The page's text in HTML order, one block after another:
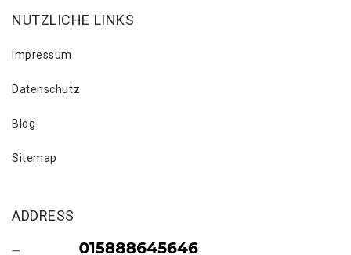
NÜTZLICHE LINKS
Impressum
Datenschutz
Blog
Sitemap
ADDRESS